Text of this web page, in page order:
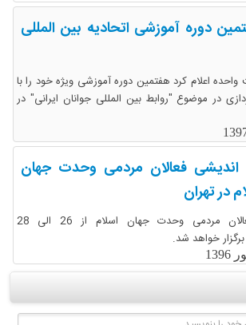
دوره آموزشی اتحادیه بین المللی
واحده اعلام کرد هفتمین دوره آموزشی ویژه خود را با
در موضوع "روابط بین المللی جوانان ایرانی" در
فعالان مردمی وحدت جهان
در تهران
دومین هم‌اندیشی فعالان مردمی وحدت جهان اسلام از 26 الی 28